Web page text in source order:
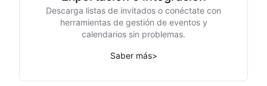
Descarga listas de invitados o conéctate con
herramientas de gestión de eventos y
calendarios sin problemas.
Saber más>